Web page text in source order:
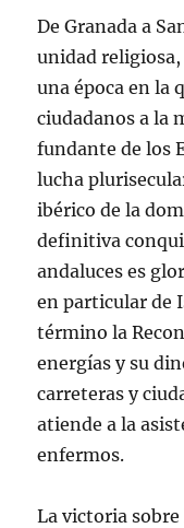
De Granada a
unidad
una época en la
ciudadanos a la
fundante de los
lucha
ibérico de la
definitiva
andaluces es
en particular de
término la
energías y su
carreteras y
atiende a la
enfermos.
La victoria